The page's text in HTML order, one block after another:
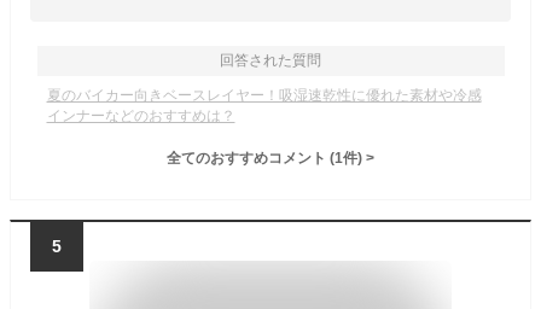
回答された質問
夏のバイカー向きベースレイヤー！吸湿速乾性に優れた素材や冷感
インナーなどのおすすめは？
全てのおすすめコメント (1件) >
5